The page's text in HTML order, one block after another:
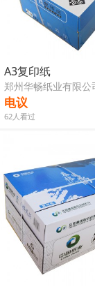
A3复印纸
郑州华畅纸业有限公
电议
62人看过